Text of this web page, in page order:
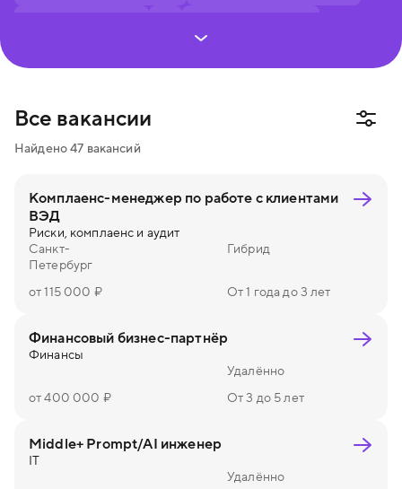
Создание и управление процессами
Все вакансии
Найдено47 вакансий
Комплаенс-менеджер по работе с клиентами
ВЭД
Риски, комплаенс и аудит
Санкт-
Петербург
Гибрид
от 115 000 ₽ От 1 года до 3 лет
Финансовый бизнес-партнёр
Финансы
Удалённо
от 400 000 ₽
От 3 до 5 лет
Middle+ Prompt/AI инженер
IT
Удалённо